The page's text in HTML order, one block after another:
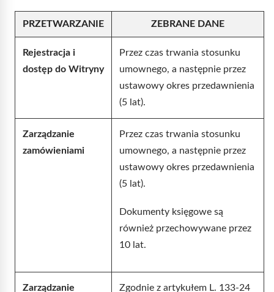
PRZETWARZANIE ZEBRANE DANE
Rejestracja i
dostęp do Witryny
Przez czas trwania stosunku
umownego, a następnie przez
ustawowy okres przedawnienia
(5 lat).
Zarządzanie
zamówieniami
Przez czas trwania stosunku
umownego, a następnie przez
ustawowy okres przedawnienia
(5 lat).
Dokumenty księgowe są
również przechowywane przez
10 lat.
Zarządzanie
Zgodnie z artykułem L. 133-24